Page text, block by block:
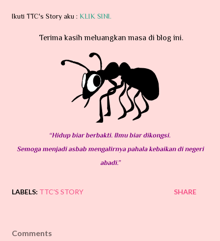
Ikuti TTC's Story aku : KLIK SINI.
Terima kasih meluangkan masa di blog ini.
“Hidup biar berbakti. Ilmu biar dikongsi.
Semoga menjadi asbab mengalirnya pahala kebaikan di negeri
abadi.”
LABELS: TTC'S STORY SHARE
Comments